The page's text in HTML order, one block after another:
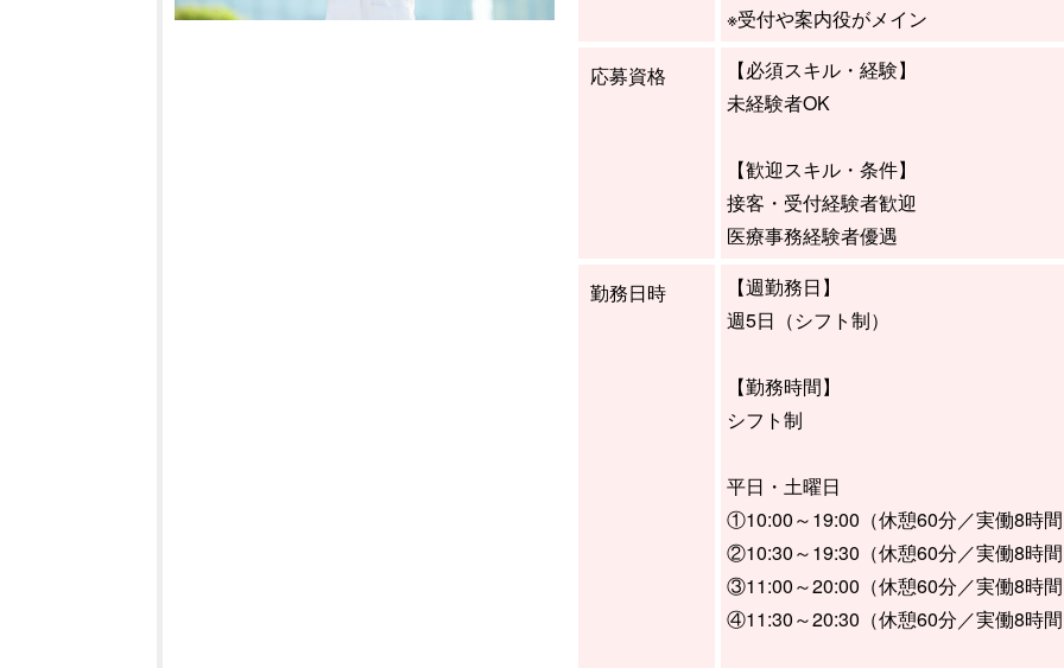
※受付や案内役がメイン
応募資格
【必須スキル・経験】
未経験者OK
【歓迎スキル・条件】
接客・受付経験者歓迎
医療事務経験者優遇
勤務日時
【週勤務日】
週5日（シフト制）
【勤務時間】
シフト制
平日・土曜日
①10:00～19:00（休憩60分／実働8時間
②10:30～19:30（休憩60分／実働8時間
③11:00～20:00（休憩60分／実働8時間
④11:30～20:30（休憩60分／実働8時間